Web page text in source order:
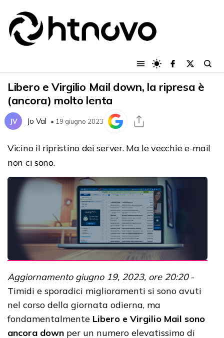
Libero e Virgilio Mail down, la ripresa è
(ancora) molto lenta
JV Jo Val • 19 giugno 2023
Vicino il ripristino dei server. Ma le vecchie e-mail
non ci sono.
Aggiornamento giugno 19, 2023, ore 20:20-
Timidi e sporadici miglioramenti si sono avuti
nel corso della giornata odierna, ma
fondamentalmente Libero e Virgilio Mail sono
ancora down per un numero elevatissimo di